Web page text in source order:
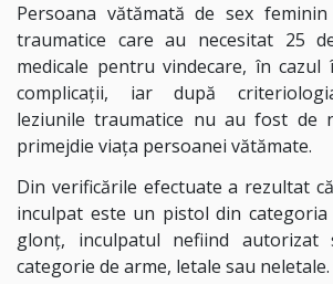
Persoana vătămată de sex feminin
traumatice care au necesitat 25
medicale pentru vindecare, în
complicaţii, iar după
leziunile traumatice nu au fost de
primejdie viaţa persoanei vătămate.
Din verificările efectuate a rezultat
inculpat este un pistol din
glonţ, inculpatul nefiind
categorie de arme, letale sau neletale.